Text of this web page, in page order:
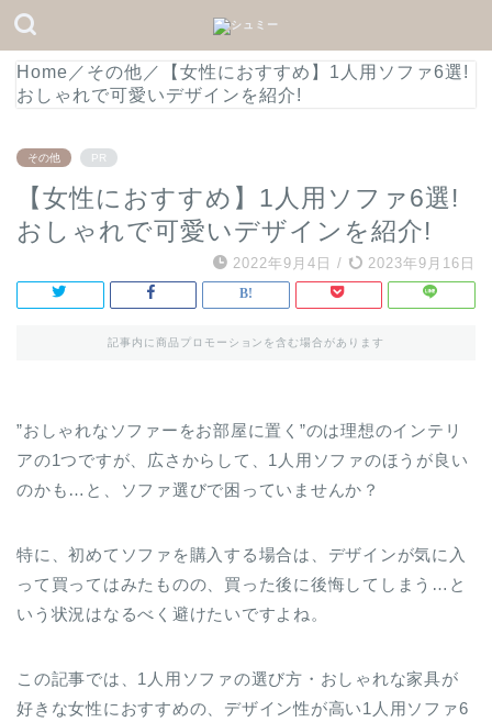
Home ／ その他 ／
【女性におすすめ】1人用ソファ6選!
おしゃれで可愛いデザインを紹介!
その他 PR
【女性におすすめ】1人用ソファ6選!
おしゃれで可愛いデザインを紹介!
2022年9月4日 / 2023年9月16日
記事内に商品プロモーションを含む場合があります
”おしゃれなソファーをお部屋に置く”のは理想のインテリ
アの1つですが、広さからして、1人用ソファのほうが良い
のかも…と、ソファ選びで困っていませんか？
特に、初めてソファを購入する場合は、デザインが気に入
って買ってはみたものの、買った後に後悔してしまう…と
いう状況はなるべく避けたいですよね。
この記事では、1人用ソファの選び方・おしゃれな家具が
好きな女性におすすめの、デザイン性が高い1人用ソファ6